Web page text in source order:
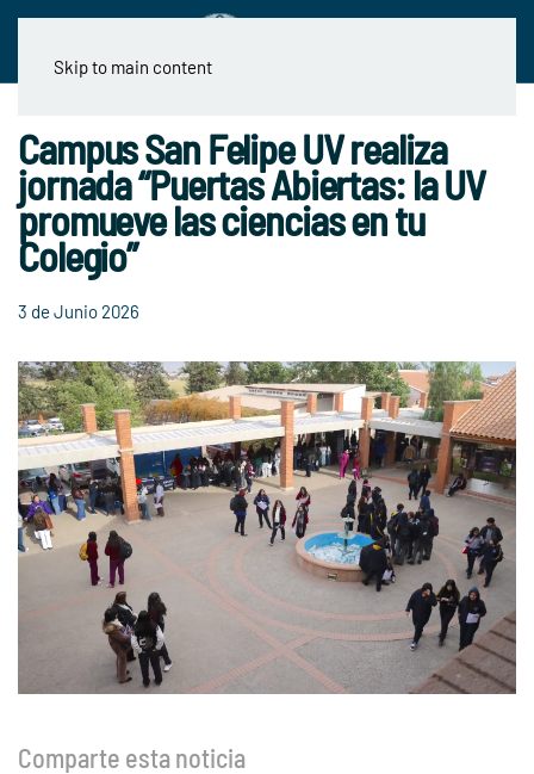
Skip to main content
Campus San Felipe UV realiza
jornada “Puertas Abiertas: la UV
promueve las ciencias en tu
Colegio”
3 de Junio 2026
Comparte esta noticia